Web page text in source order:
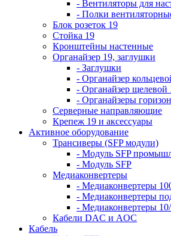
- Вентиляторы для
- Полки
Блок розеток 19
Стойка 19
Кронштейны настенные
Органайзер 19, заглушки
- Заглушки
- Органайзер
- Органайзер
- Органайзеры
Серверные направляющие
Крепеж 19 и аксессуары
Активное оборудование
Трансиверы (SFP модули)
- Модуль SFP
- Модуль SFP
Медиаконвертеры
- Медиаконвертеры
- Медиаконвертеры
- Медиаконвертеры
Кабели DAC и AOC
Кабель